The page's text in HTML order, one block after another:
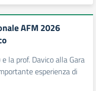
AFM 2026
la prof. Davico alla Gara
esperienza di